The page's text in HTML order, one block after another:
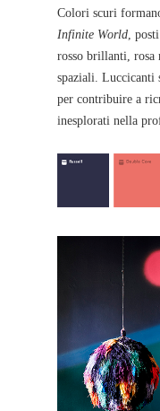
Colori scuri
Infinite World,
rosso brillanti,
spaziali. Luccicanti
per contribuire a
inesplorati nella